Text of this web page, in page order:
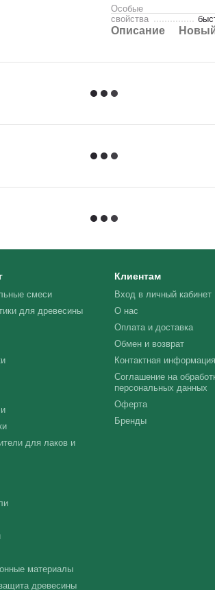
Особые
свойства
Описание
смеси
для древесины
для лаков и
материалы
древесины
Клиентам
Вход в личный кабинет
О нас
Оплата и доставка
Обмен и возврат
Контактная информация
Соглашение на
персональных данных
Оферта
Бренды